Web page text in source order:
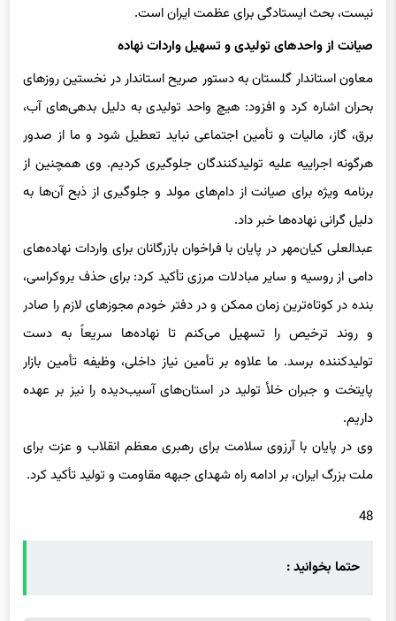
تسهیلات و حمایت‌های استانداری باشند. امروز بحث سود مطرح
نیست، بحث ایستادگی برای عظمت ایران است.
صیانت از واحدهای تولیدی و تسهیل واردات نهاده
معاون استاندار گلستان به دستور صریح استاندار در نخستین روزهای
بحران اشاره کرد و افزود: هیچ واحد تولیدی به دلیل بدهی‌های آب،
برق، گاز، مالیات و تأمین اجتماعی نباید تعطیل شود و ما از صدور
هرگونه اجراییه علیه تولیدکنندگان جلوگیری کردیم. وی همچنین از
برنامه ویژه برای صیانت از دام‌های مولد و جلوگیری از ذبح آن‌ها به
دلیل گرانی نهاده‌ها خبر داد.
عبدالعلی کیان‌مهر در پایان با فراخوان بازرگانان برای واردات نهاده‌های
دامی از روسیه و سایر مبادلات مرزی تأکید کرد: برای حذف بروکراسی،
بنده در کوتاه‌ترین زمان ممکن و در دفتر خودم مجوزهای لازم را صادر
و روند ترخیص را تسهیل می‌کنم تا نهاده‌ها سریعاً به دست
تولیدکننده برسد. ما علاوه بر تأمین نیاز داخلی، وظیفه تأمین بازار
پایتخت و جبران خلأ تولید در استان‌های آسیب‌دیده را نیز بر عهده
داریم.
وی در پایان با آرزوی سلامت برای رهبری معظم انقلاب و عزت برای